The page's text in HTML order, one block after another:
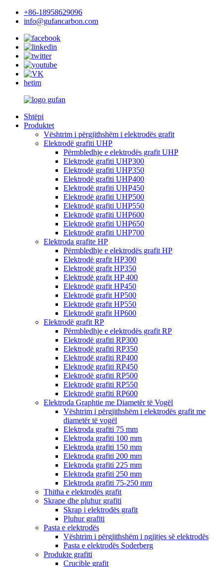
+86-18958629096
info@gufancarbon.com
hetim
Shtëpi
Produktet
Vështrim i përgjithshëm i elektrodës grafit
Elektrodë grafiti UHP
Përmbledhje e elektrodës grafit UHP
Elektrodë grafiti UHP300
Elektrodë grafiti UHP350
Elektrodë grafiti UHP400
Elektrodë grafiti UHP450
Elektrodë grafiti UHP500
Elektrodë grafiti UHP550
Elektrodë grafiti UHP600
Elektrodë grafiti UHP650
Elektrodë grafiti UHP700
Elektroda grafite HP
Përmbledhje e elektrodës grafit HP
Elektrodë grafit HP300
Elektrodë grafit HP350
Elektrodë grafit HP 400
Elektrodë grafit HP450
Elektrodë grafit HP500
Elektrodë grafit HP550
Elektrodë grafit HP600
Elektrodë grafit RP
Përmbledhje e elektrodës grafit RP
Elektrodë grafiti RP300
Elektrodë grafiti RP350
Elektrodë grafiti RP400
Elektrodë grafiti RP450
Elektrodë grafiti RP500
Elektrodë grafiti RP550
Elektrodë grafiti RP600
Elektroda Graphtie me Diametër të Vogël
Vështrim i përgjithshëm i elektrodës grafit me
diametër të vogël
Elektroda grafiti 75 mm
Elektroda grafiti 100 mm
Elektroda grafiti 150 mm
Elektroda grafiti 200 mm
Elektroda grafiti 225 mm
Elektroda grafiti 250 mm
Elektroda grafiti 75-250 mm
Thitha e elektrodës grafit
Skrape dhe pluhur grafiti
Skrap i elektrodës grafit
Pluhur grafiti
Pasta e elektrodës
Vështrim i përgjithshëm i ngjitjes së elektrodës
Pasta e elektrodës Soderberg
Produkte grafiti
Crucible grafit